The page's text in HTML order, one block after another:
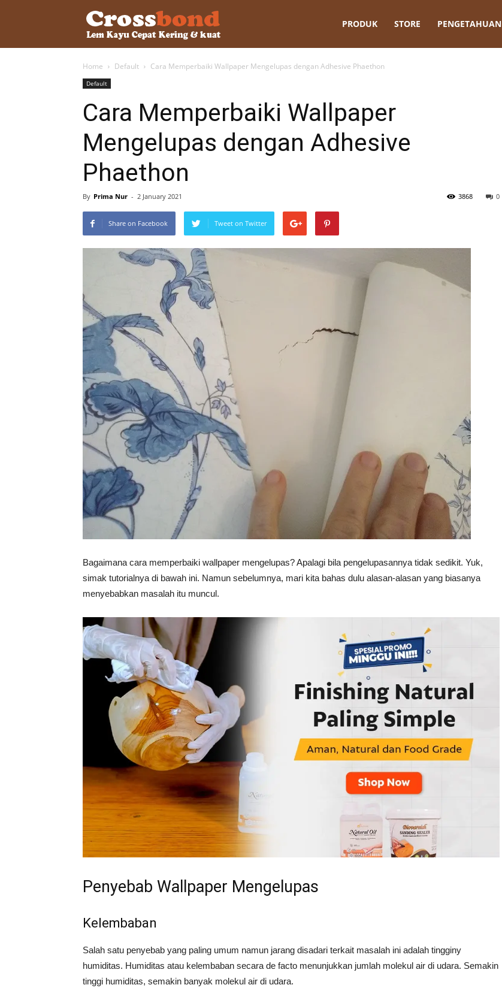
–
Lem
HPL,
Cepat
Kering,
Kuat
PRODUK STORE PENGETAHUAN
Home Default Cara Memperbaiki Wallpaper Mengelupas dengan Adhesive Phaethon
Default
Cara Memperbaiki Wallpaper
Mengelupas dengan Adhesive
Phaethon
By Prima Nur - 2 January 2021 0
3868
Share on Facebook Tweet on Twitter
Bagaimana cara memperbaiki wallpaper mengelupas? Apalagi bila pengelupasannya tidak sedikit. Yuk,
simak tutorialnya di bawah ini. Namun sebelumnya, mari kita bahas dulu alasan-alasan yang biasanya
menyebabkan masalah itu muncul.
Penyebab Wallpaper Mengelupas
Kelembaban
Salah satu penyebab yang paling umum namun jarang disadari terkait masalah ini adalah tingginy
humiditas. Humiditas atau kelembaban secara de facto menunjukkan jumlah molekul air di udara. Semakin
tinggi humiditas, semakin banyak molekul air di udara.